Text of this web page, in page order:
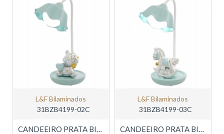
L&f Bilaminados
31BZB4199-02C
CANDEEIRO PRATA BILAMINADA LUZ DE PRESENÇA
L&f Bilaminados
31BZB4199-03C
CANDEEIRO PRATA BILAMINADA LUZ DE PRESENÇA